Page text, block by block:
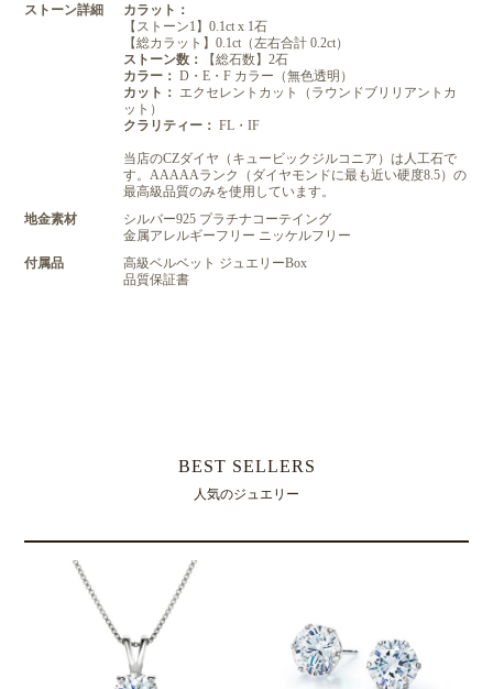
ストーン詳細
カラット：
【ストーン1】0.1ct x 1石
【総カラット】0.1ct（左右合計 0.2ct）
ストーン数：
【総石数】2石
カラー： D・E・F カラー（無色透明）
カット： エクセレントカット（ラウンドブリリアントカ
ット）
クラリティー： FL・IF
当店のCZダイヤ（キュービックジルコニア）は人工石で
す。AAAAAランク（ダイヤモンドに最も近い硬度8.5）の
最高級品質のみを使用しています。
地金素材
シルバー925 プラチナコーテイング
金属アレルギーフリー ニッケルフリー
付属品
高級ベルベット ジュエリーBox
品質保証書
BEST SELLERS
人気のジュエリー